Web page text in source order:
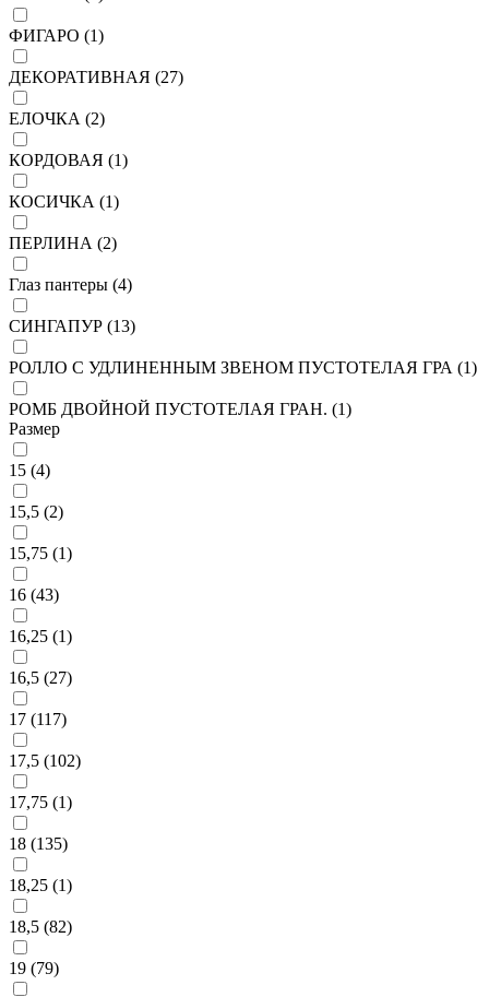
ФИГАРО (1)
ДЕКОРАТИВНАЯ (27)
ЕЛОЧКА (2)
КОРДОВАЯ (1)
КОСИЧКА (1)
ПЕРЛИНА (2)
Глаз пантеры (4)
СИНГАПУР (13)
РОЛЛО С УДЛИНЕННЫМ ЗВЕНОМ ПУСТОТЕЛАЯ ГРА (1)
РОМБ ДВОЙНОЙ ПУСТОТЕЛАЯ ГРАН. (1)
Размер
15 (4)
15,5 (2)
15,75 (1)
16 (43)
16,25 (1)
16,5 (27)
17 (117)
17,5 (102)
17,75 (1)
18 (135)
18,25 (1)
18,5 (82)
19 (79)